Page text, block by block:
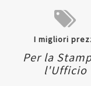
I migliori
Per la
l'Ufficio